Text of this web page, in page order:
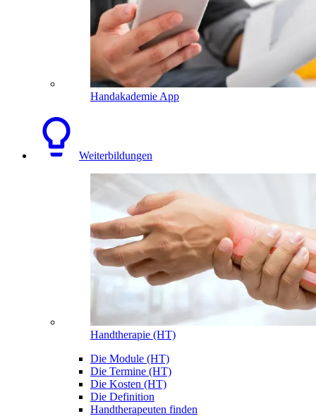
Handakademie App
Weiterbildungen
Handtherapie (HT)
Die Module (HT)
Die Termine (HT)
Die Kosten (HT)
Die Definition
Handtherapeuten finden